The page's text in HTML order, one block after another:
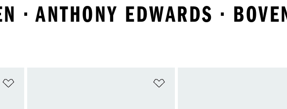
· ANTHONY EDWARDS ·